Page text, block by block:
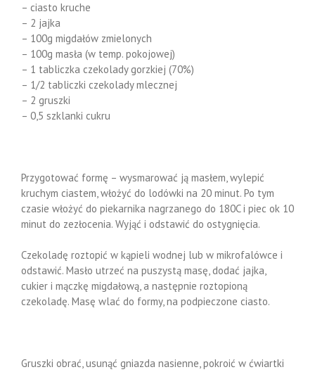
– ciasto kruche
– 2 jajka
– 100g migdałów zmielonych
– 100g masła (w temp. pokojowej)
– 1 tabliczka czekolady gorzkiej (70%)
– 1/2 tabliczki czekolady mlecznej
– 2 gruszki
– 0,5 szklanki cukru
Przygotować formę – wysmarować ją masłem, wylepić
kruchym ciastem, włożyć do lodówki na 20 minut. Po tym
czasie włożyć do piekarnika nagrzanego do 180C i piec ok 10
minut do zezłocenia. Wyjąć i odstawić do ostygnięcia.
Czekoladę roztopić w kąpieli wodnej lub w mikrofalówce i
odstawić. Masło utrzeć na puszystą masę, dodać jajka,
cukier i mączkę migdałową, a następnie roztopioną
czekoladę. Masę wlać do formy, na podpieczone ciasto.
Gruszki obrać, usunąć gniazda nasienne, pokroić w ćwiartki